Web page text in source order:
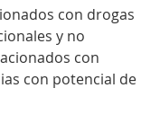
con drogas
y no
con
con potencial de